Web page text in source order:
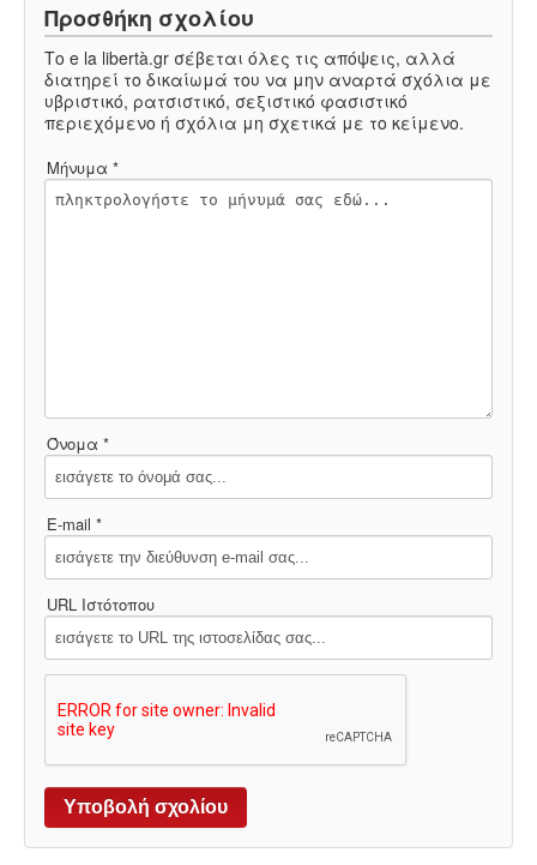
Προσθήκη σχολίου
Το e la libertà.gr σέβεται όλες τις απόψεις, αλλά
διατηρεί το δικαίωμά του να μην αναρτά σχόλια με
υβριστικό, ρατσιστικό, σεξιστικό φασιστικό
περιεχόμενο ή σχόλια μη σχετικά με το κείμενο.
Μήνυμα *
Όνομα *
E-mail *
URL Ιστότοπου